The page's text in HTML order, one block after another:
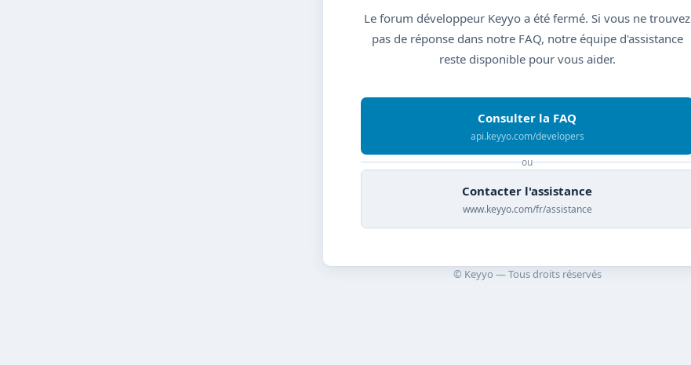
Le forum développeur Keyyo a été fermé. Si vous ne trouvez
pas de réponse dans notre FAQ, notre équipe d'assistance
reste disponible pour vous aider.
Consulter la FAQ
api.keyyo.com/developers
ou
Contacter l'assistance
www.keyyo.com/fr/assistance
© Keyyo — Tous droits réservés